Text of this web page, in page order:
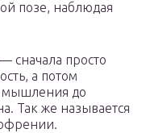
позе, наблюдая
сначала просто
а потом
мышления до
Так же называется